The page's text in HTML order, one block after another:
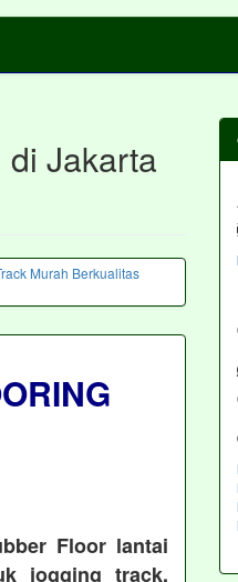
Jakarta
Floor lantai
jogging track,